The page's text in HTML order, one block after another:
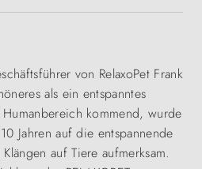
von RelaxoPet Frank
als ein entspanntes
kommend, wurde
Jahren auf die entspannende
auf Tiere aufmerksam.